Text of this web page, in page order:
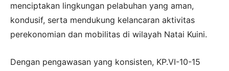
menciptakan lingkungan pelabuhan yang aman,
kondusif, serta mendukung kelancaran aktivitas
perekonomian dan mobilitas di wilayah Natai Kuini.
Dengan pengawasan yang konsisten, KP.VI-10-15